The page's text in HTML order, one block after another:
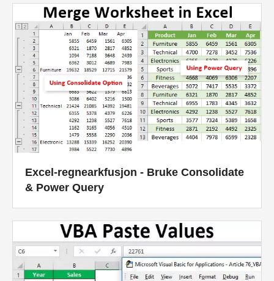
Excel-regnearkfusjon - Bruke Consolidate
& Power Query